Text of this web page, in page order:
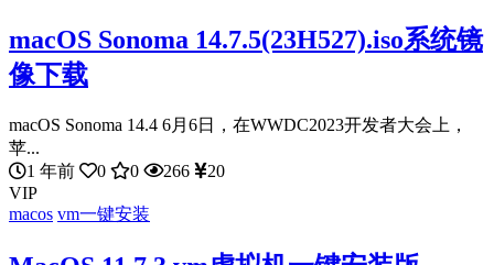
macOS Sonoma 14.7.5(23H527).iso系统镜
像下载
macOS Sonoma 14.4 6月6日，在WWDC2023开发者大会上，
苹...
1 年前
0 0 266
20
VIP
macos vm一键安装